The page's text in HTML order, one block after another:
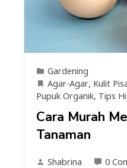
Gardening
Agar-Agar, Kulit
Pupuk Organik, Tips
Cara Murah
Tanaman
Shabrina 0